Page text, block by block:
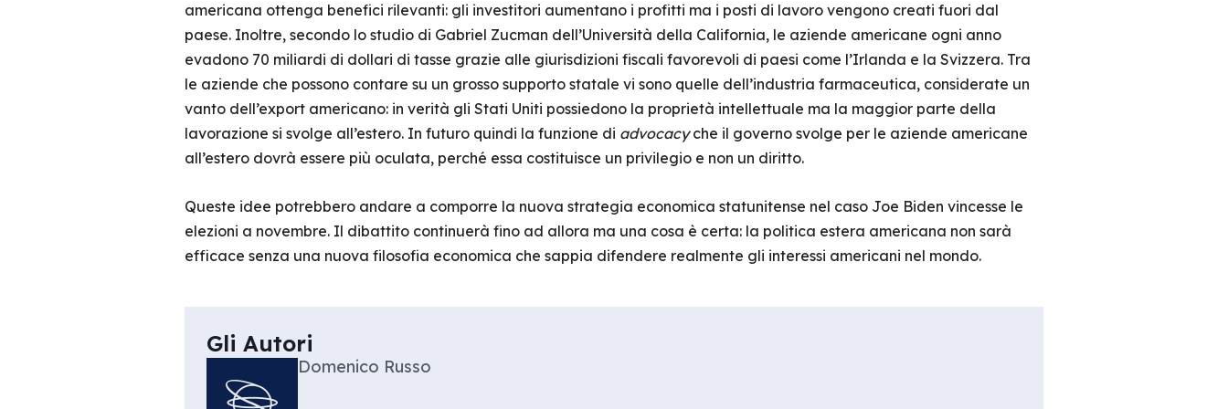
americana ottenga benefici rilevanti: gli investitori aumentano i profitti ma i posti di lavoro vengono creati fuori dal
paese. Inoltre, secondo lo studio di Gabriel Zucman dell’Università della California, le aziende americane ogni anno
evadono 70 miliardi di dollari di tasse grazie alle giurisdizioni fiscali favorevoli di paesi come l’Irlanda e la Svizzera. Tra
le aziende che possono contare su un grosso supporto statale vi sono quelle dell’industria farmaceutica, considerate un
vanto dell’export americano: in verità gli Stati Uniti possiedono la proprietà intellettuale ma la maggior parte della
lavorazione si svolge all’estero. In futuro quindi la funzione di advocacyche il governo svolge per le aziende americane
all’estero dovrà essere più oculata, perché essa costituisce un privilegio e non un diritto.
Queste idee potrebbero andare a comporre la nuova strategia economica statunitense nel caso Joe Biden vincesse le
elezioni a novembre. Il dibattito continuerà fino ad allora ma una cosa è certa: la politica estera americana non sarà
efficace senza una nuova filosofia economica che sappia difendere realmente gli interessi americani nel mondo.
Gli Autori
Domenico Russo